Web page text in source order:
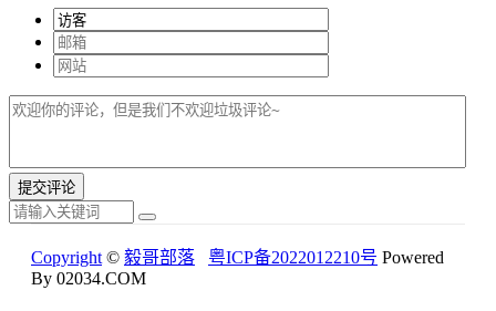
Copyright © 毅哥部落 粤ICP备2022012210号 Powered
By 02034.COM